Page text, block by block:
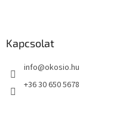
Kapcsolat
info@okosio.hu
+36 30 650 5678